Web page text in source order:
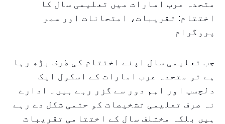
متحدہ عرب امارات میں تعلیمی سال کا
اختتام: تقریبات، امتحانات اور سمر
پروگرام
جب تعلیمی سال اپنے اختتام کی طرف بڑھ رہا
ہے تو متحدہ عرب امارات کے اسکول ایک
دلچسپ اور اہم دور سے گزر رہے ہیں۔ ادارے
نہ صرف تعلیمی تشخیصات کو حتمی شکل دے رہے
ہیں بلکہ مختلف سال کے اختتامی تقریبات